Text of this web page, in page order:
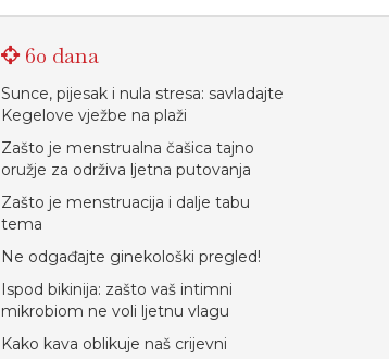
60 dana
Sunce, pijesak i nula stresa: savladajte
Kegelove vježbe na plaži
Zašto je menstrualna čašica tajno
oružje za održiva ljetna putovanja
Zašto je menstruacija i dalje tabu
tema
Ne odgađajte ginekološki pregled!
Ispod bikinija: zašto vaš intimni
mikrobiom ne voli ljetnu vlagu
Kako kava oblikuje naš crijevni